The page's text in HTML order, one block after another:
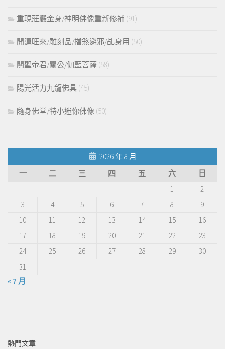
重現莊嚴金身/神明佛像重新修補 (91)
開運旺來/雕刻品/擋煞避邪/乩身用 (50)
關聖帝君/關公/伽藍菩薩 (58)
陽光活力九龍佛具 (45)
隨身佛堂/特小迷你佛像 (50)
2026 年 8 月
一
二 三 四 五 六
日
1
2
3
4 5 6 7 8
9
10
11 12 13 14 15
16
17
18 19 20 21 22
23
24
25 26 27 28 29
30
31
« 7 月
熱門文章